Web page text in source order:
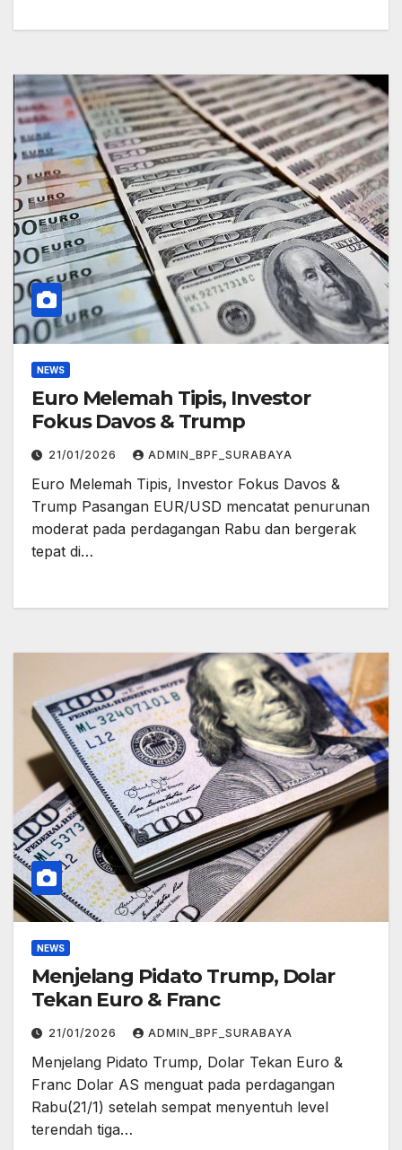
NEWS
Euro Melemah Tipis, Investor
Fokus Davos & Trump
21/01/2026 ADMIN_BPF_SURABAYA
Euro Melemah Tipis, Investor Fokus Davos &
Trump Pasangan EUR/USD mencatat penurunan
moderat pada perdagangan Rabu dan bergerak
tepat di…
NEWS
Menjelang Pidato Trump, Dolar
Tekan Euro & Franc
21/01/2026 ADMIN_BPF_SURABAYA
Menjelang Pidato Trump, Dolar Tekan Euro &
Franc Dolar AS menguat pada perdagangan
Rabu(21/1) setelah sempat menyentuh level
terendah tiga…